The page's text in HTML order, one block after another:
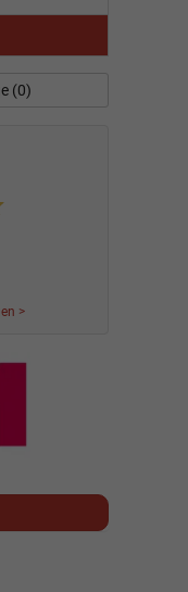
(0)
>